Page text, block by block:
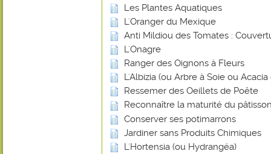
Les Plantes Aquatiques
L'Oranger du Mexique
Anti Mildiou des Tomates :
L'Onagre
Ranger des Oignons à Fleurs
L'Albizia (ou Arbre à Soie ou
Ressemer des Oeillets de Poête
Reconnaître la maturité du
Conserver ses potimarrons
Jardiner sans Produits Chimiques
L'Hortensia (ou Hydrangéa)